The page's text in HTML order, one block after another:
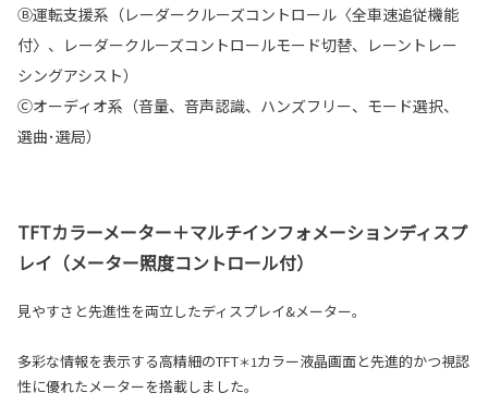
Ⓑ運転支援系（レーダークルーズコントロール〈全車速追従機能
付〉、レーダークルーズコントロールモード切替、レーントレー
シングアシスト）
Ⓒオーディオ系（音量、音声認識、ハンズフリー、モード選択、
選曲･選局）
TFTカラーメーター＋マルチインフォメーションディスプ
レイ（メーター照度コントロール付）
見やすさと先進性を両立したディスプレイ&メーター。
多彩な情報を表示する高精細のTFT＊1カラー液晶画面と先進的かつ視認
性に優れたメーターを搭載しました。